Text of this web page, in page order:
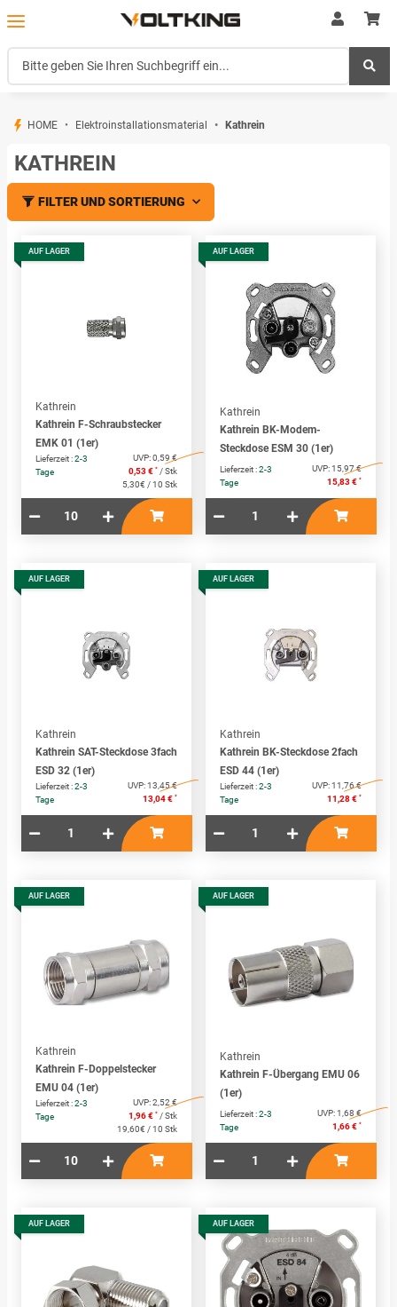
HOME Elektroinstallationsmaterial Kathrein
KATHREIN
FILTER UND SORTIERUNG
AUF LAGER
Kathrein
Kathrein F-Schraubstecker
EMK 01 (1er)
Lieferzeit :2-3
Tage
UVP:0,59 €
0,53 € * / Stk
5,30€ / 10 Stk
AUF LAGER
Kathrein
Kathrein BK-Modem-
Steckdose ESM 30 (1er)
Lieferzeit :2-3
Tage
UVP:15,97 €
15,83 € *
AUF LAGER
Kathrein
Kathrein SAT-Steckdose 3fach
ESD 32 (1er)
Lieferzeit :2-3
Tage
UVP:13,45 €
13,04 € *
AUF LAGER
Kathrein
Kathrein BK-Steckdose 2fach
ESD 44 (1er)
Lieferzeit :2-3
Tage
UVP:11,76 €
11,28 € *
AUF LAGER
Kathrein
Kathrein F-Doppelstecker
EMU 04 (1er)
Lieferzeit :2-3
Tage
UVP:2,52 €
1,96 € * / Stk
19,60€ / 10 Stk
AUF LAGER
Kathrein
Kathrein F-Übergang EMU 06
(1er)
Lieferzeit :2-3
Tage
UVP:1,68 €
1,66 € *
AUF LAGER AUF LAGER